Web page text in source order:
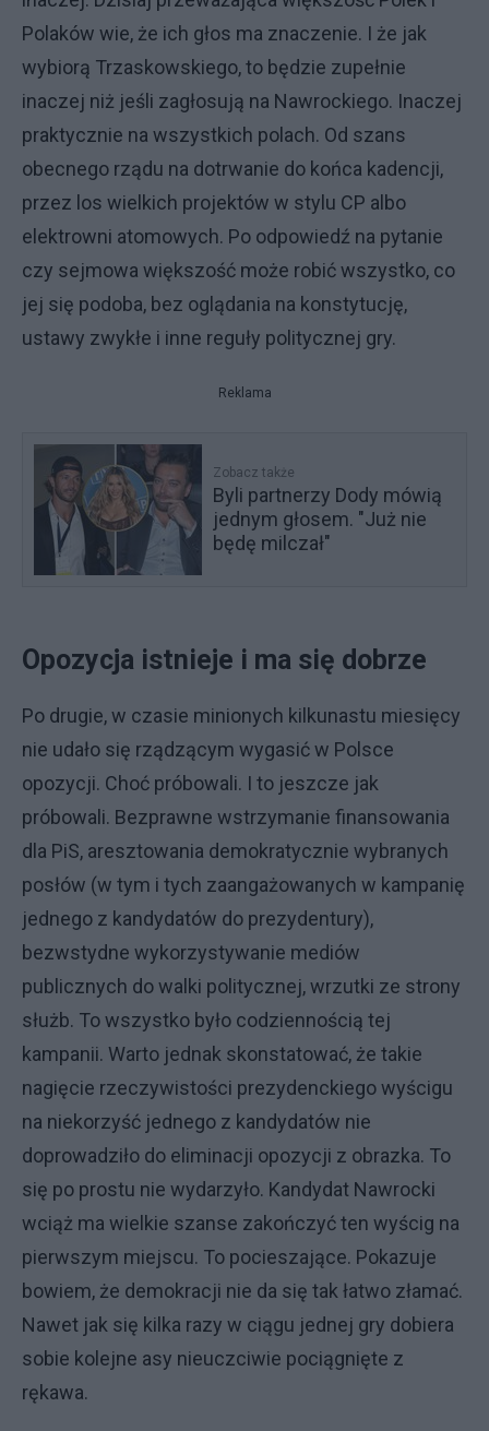
Polaków wie, że ich głos ma znaczenie. I że jak
wybiorą Trzaskowskiego, to będzie zupełnie
inaczej niż jeśli zagłosują na Nawrockiego. Inaczej
praktycznie na wszystkich polach. Od szans
obecnego rządu na dotrwanie do końca kadencji,
przez los wielkich projektów w stylu CP albo
elektrowni atomowych. Po odpowiedź na pytanie
czy sejmowa większość może robić wszystko, co
jej się podoba, bez oglądania na konstytucję,
ustawy zwykłe i inne reguły politycznej gry.
Reklama
Zobacz także
Byli partnerzy Dody mówią
jednym głosem. "Już nie
będę milczał"
Opozycja istnieje i ma się dobrze
Po drugie, w czasie minionych kilkunastu miesięcy
nie udało się rządzącym wygasić w Polsce
opozycji. Choć próbowali. I to jeszcze jak
próbowali. Bezprawne wstrzymanie finansowania
dla PiS, aresztowania demokratycznie wybranych
posłów (w tym i tych zaangażowanych w kampanię
jednego z kandydatów do prezydentury),
bezwstydne wykorzystywanie mediów
publicznych do walki politycznej, wrzutki ze strony
służb. To wszystko było codziennością tej
kampanii. Warto jednak skonstatować, że takie
nagięcie rzeczywistości prezydenckiego wyścigu
na niekorzyść jednego z kandydatów nie
doprowadziło do eliminacji opozycji z obrazka. To
się po prostu nie wydarzyło. Kandydat Nawrocki
wciąż ma wielkie szanse zakończyć ten wyścig na
pierwszym miejscu. To pocieszające. Pokazuje
bowiem, że demokracji nie da się tak łatwo złamać.
Nawet jak się kilka razy w ciągu jednej gry dobiera
sobie kolejne asy nieuczciwie pociągnięte z
rękawa.